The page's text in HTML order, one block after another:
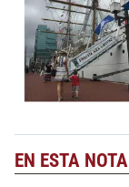
EN ESTA NOTA